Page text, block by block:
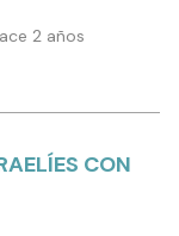
2 años
CON